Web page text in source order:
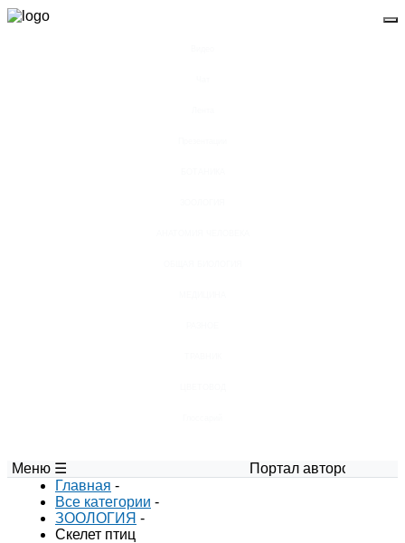
Меню ☰
Портал авторских
Главная -
Все категории -
ЗООЛОГИЯ -
Скелет птиц